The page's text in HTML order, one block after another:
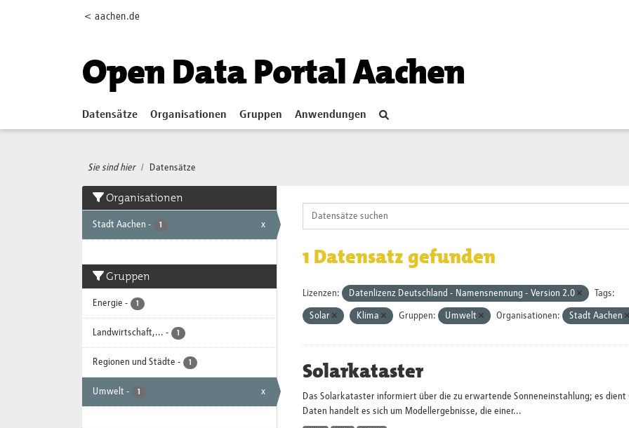
< aachen.de
Open Data Portal Aachen
Datensätze Organisationen Gruppen Anwendungen
Sie sind hier Datensätze
Organisationen
Stadt Aachen - 1 x
Gruppen
Energie - 1
Landwirtschaft,... - 1
Regionen und Städte - 1
Umwelt - 1 x
1 Datensatz gefunden
Lizenzen: Datenlizenz Deutschland - Namensnennung - Version 2.0 Tags:
Solar Klima Gruppen: Umwelt Organisationen: Stadt Aachen
Solarkataster
Das Solarkataster informiert über die zu erwartende Sonneneinstahlung; es
Daten handelt es sich um Modellergebnisse, die einer...